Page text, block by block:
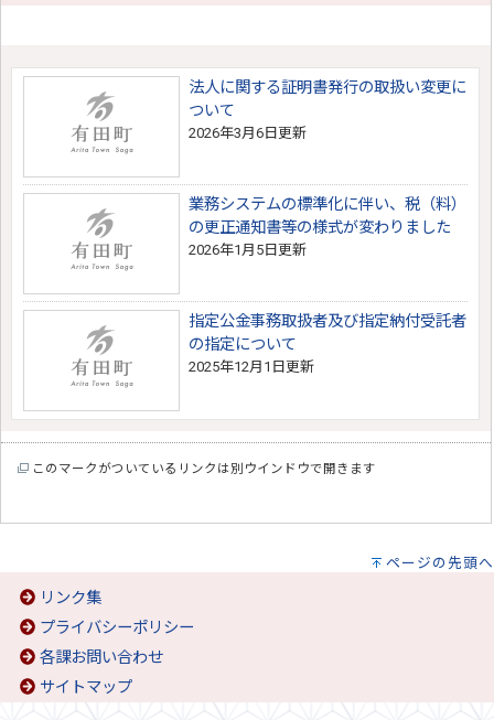
法人に関する証明書発行の取扱い変更に
ついて
2026年3月6日更新
業務システムの標準化に伴い、税（料）
の更正通知書等の様式が変わりました
2026年1月5日更新
指定公金事務取扱者及び指定納付受託者
の指定について
2025年12月1日更新
このマークがついているリンクは別ウインドウで開きます
ページの先頭へ
リンク集
プライバシーポリシー
各課お問い合わせ
サイトマップ